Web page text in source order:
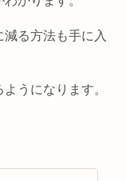
る方法も手に入
うになります。